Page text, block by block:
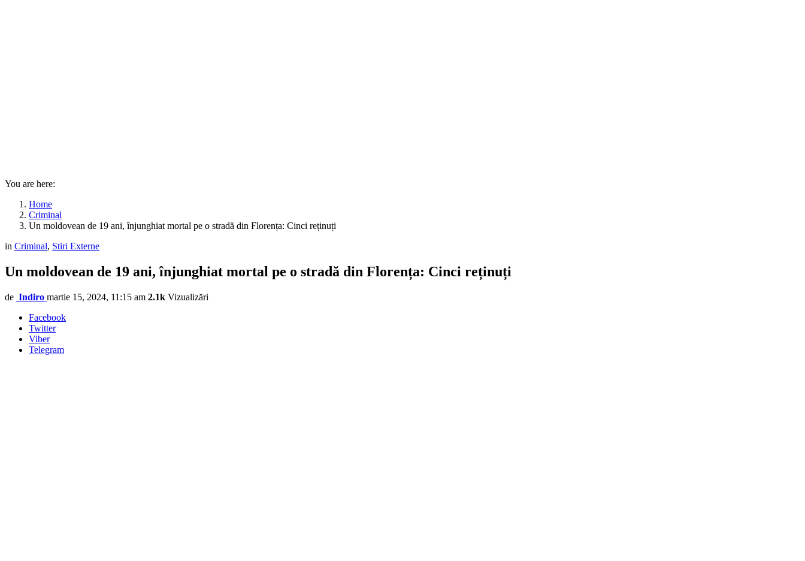
You are here:
Home
Criminal
Un moldovean de 19 ani, înjunghiat mortal pe o stradă din Florența: Cinci reținuți
in Criminal, Stiri Externe
Un moldovean de 19 ani, înjunghiat mortal pe o stradă din Florența: Cinci reținuți
de Indiro martie 15, 2024, 11:15 am 2.1k Vizualizări
Facebook
Twitter
Viber
Telegram